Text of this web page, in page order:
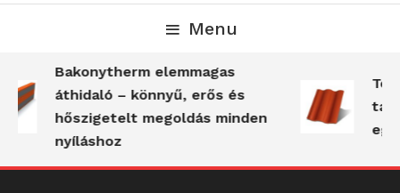
Menu
Bakonytherm elemmagas
áthidaló – könnyű, erős és
hőszigetelt megoldás minden
nyíláshoz